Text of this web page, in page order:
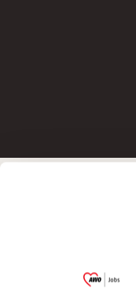
Garitz
(Ein